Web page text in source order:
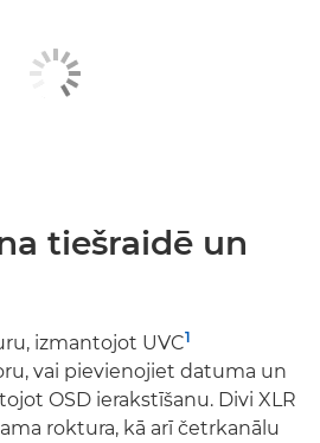
tiešraidē un
izmantojot UVC1
vai pievienojiet datuma un
OSD ierakstīšanu. Divi XLR
roktura, kā arī četrkanālu